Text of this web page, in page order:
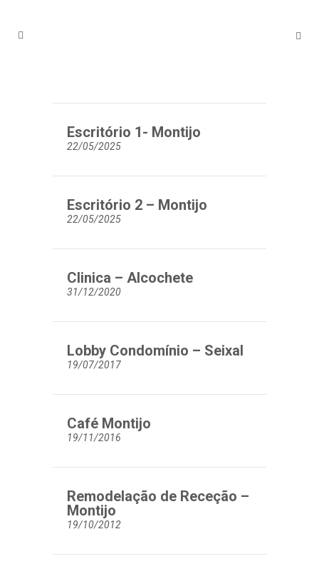
Escritório 1- Montijo
22/05/2025
Escritório 2 – Montijo
22/05/2025
Clinica – Alcochete
31/12/2020
Lobby Condomínio – Seixal
19/07/2017
Café Montijo
19/11/2016
Remodelação de Receção –
Montijo
19/10/2012